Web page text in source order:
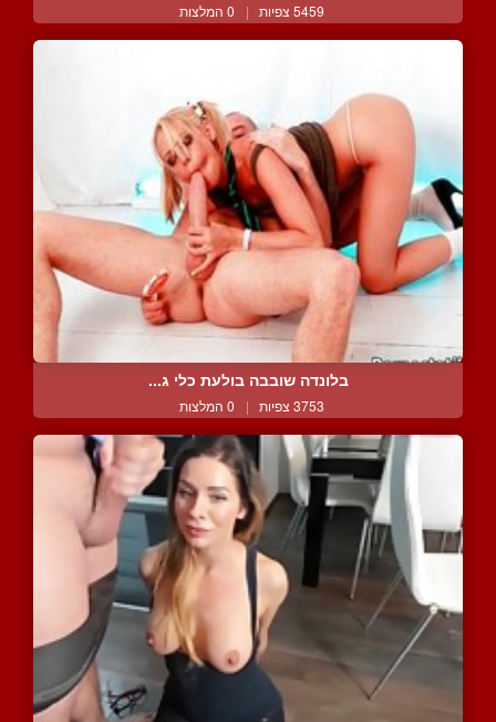
5459 צפיות | 0 המלצות
בלונדה שובבה בולעת כלי ג...
3753 צפיות | 0 המלצות